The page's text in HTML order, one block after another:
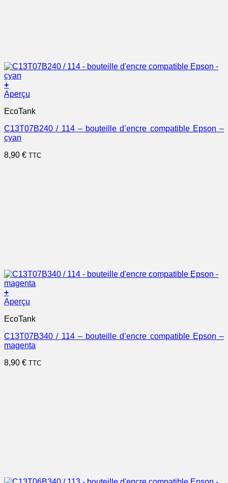
+
Aperçu
EcoTank
C13T07B240 / 114 – bouteille d’encre compatible Epson –
cyan
8,90 € TTC
+
Aperçu
EcoTank
C13T07B340 / 114 – bouteille d’encre compatible Epson –
magenta
8,90 € TTC